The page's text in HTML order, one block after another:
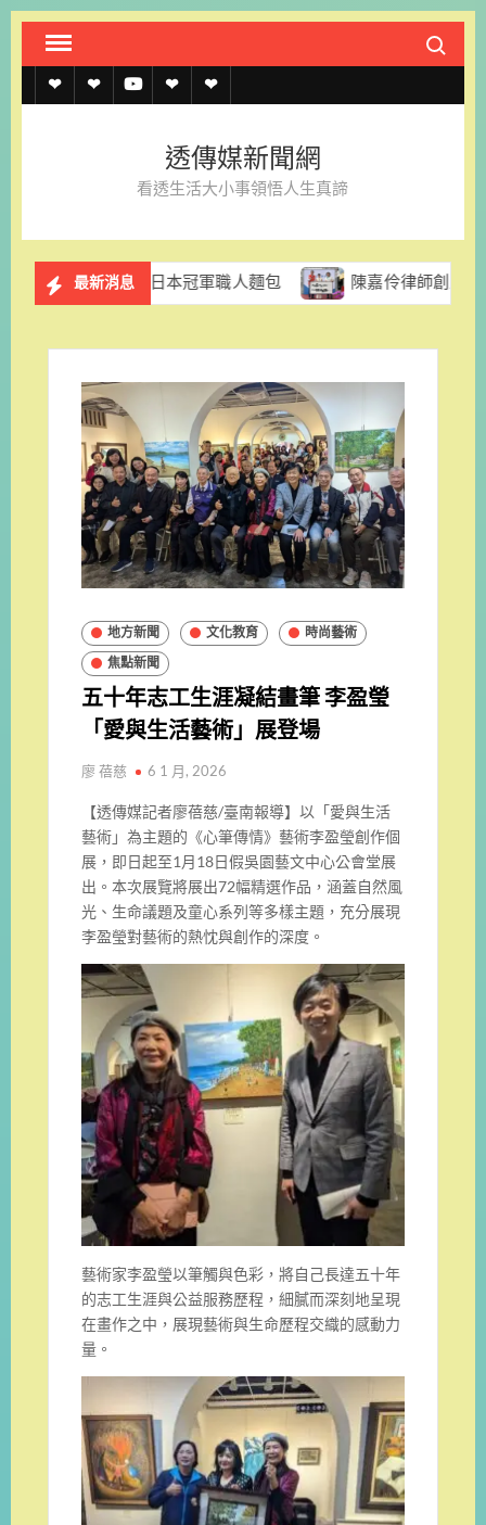
Skip
content
Search
透
約
透
上
記
單
透 聯
我
官
LINE
透傳媒新聞網
看透生活大小事領悟人生真諦
最新消息
本冠軍職人麵包 陳嘉伶律師創立易勝法律事務所 以專
地方新聞 文化教育
時尚藝術
焦點新聞
五十年志工生涯凝結畫筆 李盈瑩
「愛與生活藝術」展登場
廖 蓓慈 6 1 月, 2026
【透傳媒記者廖蓓慈/臺南報導】以「愛與生活
藝術」為主題的《心筆傳情》藝術李盈瑩創作個
展，即日起至1月18日假吳園藝文中心公會堂展
出。本次展覽將展出72幅精選作品，涵蓋自然風
光、生命議題及童心系列等多樣主題，充分展現
李盈瑩對藝術的熱忱與創作的深度。
藝術家李盈瑩以筆觸與色彩，將自己長達五十年
的志工生涯與公益服務歷程，細膩而深刻地呈現
在畫作之中，展現藝術與生命歷程交織的感動力
量。